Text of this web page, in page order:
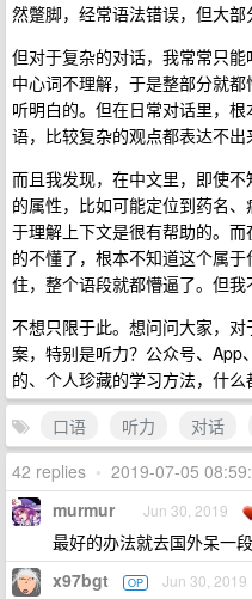
然蹩脚，经常语法错误，但大部
但对于复杂的对话，我常常只
中心词不理解，于是整部分就
听明白的。但在日常对话里，
语，比较复杂的观点都表达不出
而且我发现，在中文里，即使
的属性，比如可能定位到药名
于理解上下文是很有帮助的。
的不懂了，根本不知道这个属
住，整个语段就都懵逼了。但我
不想只限于此。想问问大家，
案，特别是听力？公众号、App
的、个人珍藏的学习方法，什么
口语
听力 对话
42 replies • 2019-07-05
murmur Jun 30, 2019
最好的办法就去国外呆一
x97bgt OP Jun 30, 2019